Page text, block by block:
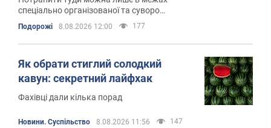
спеціально організованої та суворо
контрольованої поїздки
Подорожі 8.08.2026 12:00 177
Як обрати стиглий солодкий
кавун: секретний лайфхак
Фахівці дали кілька порад
Новини. Суспільство 8.08.2026 11:56 147